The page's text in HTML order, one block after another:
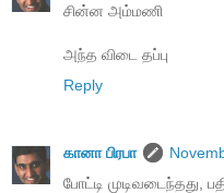
சின்ன அம்மணி
அந்த விடை தப்பு
Reply
கானா பிரபா
போட்டி முடிவடைந்தது,